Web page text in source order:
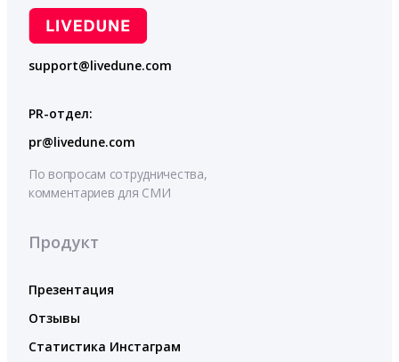
support@livedune.com
PR-отдел:
pr@livedune.com
По вопросам сотрудничества,
комментариев для СМИ
Продукт
Презентация
Отзывы
Статистика Инстаграм